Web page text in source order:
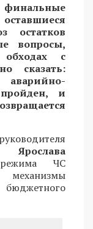
финальные
остатков
вопросы,
с
сказать:
и
Ярослава
ЧС
механизмы